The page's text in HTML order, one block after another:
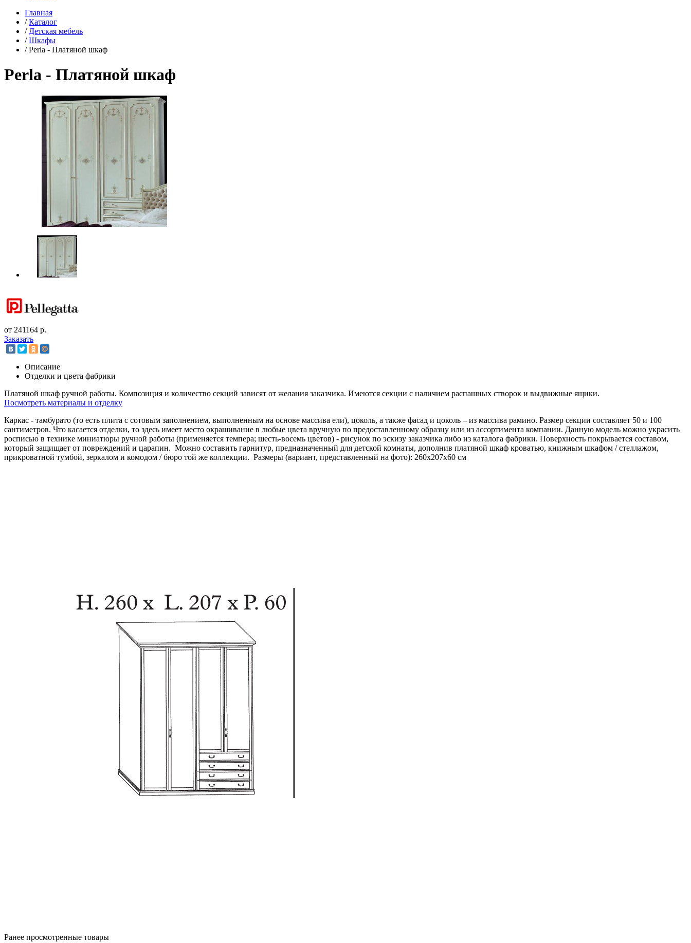
Главная
/Каталог
/ Детская мебель
/Шкафы
/Perla - Платяной шкаф
Perla - Платяной шкаф
от 241164 р.
Заказать
Описание
Отделки и цвета фабрики
Платяной шкаф ручной работы. Композиция и количество секций зависят от желания заказчика. Имеются секции с наличием распашных створок и выдвижные ящики.
Посмотреть материалы и отделку
Каркас - тамбурато (то есть плита с сотовым заполнением, выполненным на основе массива ели), цоколь, а также фасад и цоколь – из массива рамино. Размер секции составляет 50 и 100
сантиметров. Что касается отделки, то здесь имеет место окрашивание в любые цвета вручную по предоставленному образцу или из ассортимента компании. Данную модель можно украсить
росписью в технике миниатюры ручной работы (применяется темпера; шесть-восемь цветов) - рисунок по эскизу заказчика либо из каталога фабрики. Поверхность покрывается составом,
который защищает от повреждений и царапин. Можно составить гарнитур, предназначенный для детской комнаты, дополнив платяной шкаф кроватью, книжным шкафом / стеллажом,
прикроватной тумбой, зеркалом и комодом / бюро той же коллекции. Размеры (вариант, представленный на фото): 260х207х60 см
Ранее просмотренные товары